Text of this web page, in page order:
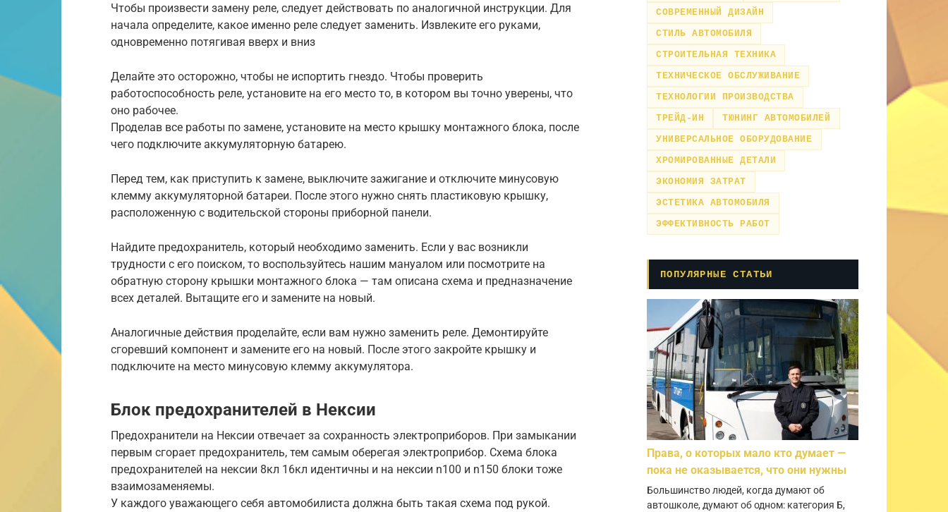
Чтобы произвести замену реле, следует действовать по аналогичной инструкции. Для
начала определите, какое именно реле следует заменить. Извлеките его руками,
одновременно потягивая вверх и вниз
Делайте это осторожно, чтобы не испортить гнездо. Чтобы проверить
работоспособность реле, установите на его место то, в котором вы точно уверены, что
оно рабочее.
Проделав все работы по замене, установите на место крышку монтажного блока, после
чего подключите аккумуляторную батарею.
Перед тем, как приступить к замене, выключите зажигание и отключите минусовую
клемму аккумуляторной батареи. После этого нужно снять пластиковую крышку,
расположенную с водительской стороны приборной панели.
Найдите предохранитель, который необходимо заменить. Если у вас возникли
трудности с его поиском, то воспользуйтесь нашим мануалом или посмотрите на
обратную сторону крышки монтажного блока — там описана схема и предназначение
всех деталей. Вытащите его и замените на новый.
Аналогичные действия проделайте, если вам нужно заменить реле. Демонтируйте
сгоревший компонент и замените его на новый. После этого закройте крышку и
подключите на место минусовую клемму аккумулятора.
Блок предохранителей в Нексии
Предохранители на Нексии отвечает за сохранность электроприборов. При замыкании
первым сгорает предохранитель, тем самым оберегая электроприбор. Схема блока
предохранителей на нексии 8кл 16кл идентичны и на нексии n100 и n150 блоки тоже
взаимозаменяемы.
У каждого уважающего себя автомобилиста должна быть такая схема под рукой.
СОВРЕМЕННЫЙ ДИЗАЙН
СТИЛЬ АВТОМОБИЛЯ
СТРОИТЕЛЬНАЯ ТЕХНИКА
ТЕХНИЧЕСКОЕ ОБСЛУЖИВАНИЕ
ТЕХНОЛОГИИ ПРОИЗВОДСТВА
ТРЕЙД-ИН
ТЮНИНГ АВТОМОБИЛЕЙ
УНИВЕРСАЛЬНОЕ ОБОРУДОВАНИЕ
ХРОМИРОВАННЫЕ ДЕТАЛИ
ЭКОНОМИЯ ЗАТРАТ
ЭСТЕТИКА АВТОМОБИЛЯ
ЭФФЕКТИВНОСТЬ РАБОТ
ПОПУЛЯРНЫЕ СТАТЬИ
Права, о которых мало кто думает —
пока не оказывается, что они нужны
Большинство людей, когда думают об
автошколе, думают об одном: категория Б,